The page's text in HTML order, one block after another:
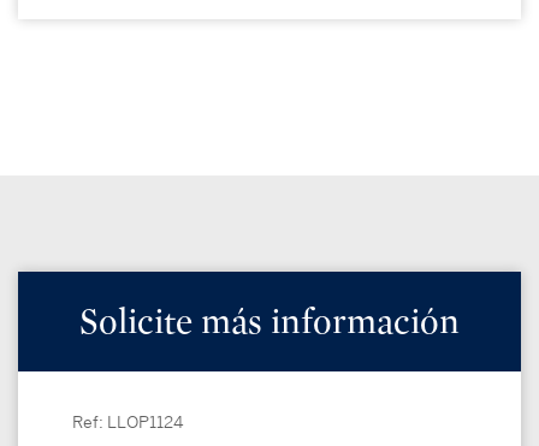
Solicite más información
Ref: LLOP1124